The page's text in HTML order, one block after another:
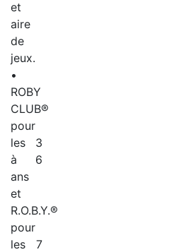
et
aire
de
jeux.
•
ROBY
CLUB®
pour
les 3
à 6
ans
et
R.O.B.Y.®
pour
les 7